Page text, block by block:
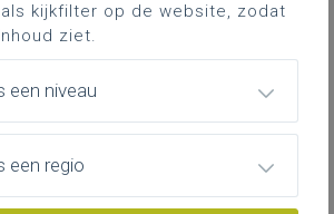
mens om te dromen. Die dromen
kunnen we hierdoor enerzijds
mens heeft ambities en
willen nastreven en dankzij AI lijkt
kijkfilter op de website, zodat
ziet.
een niveau
een regio